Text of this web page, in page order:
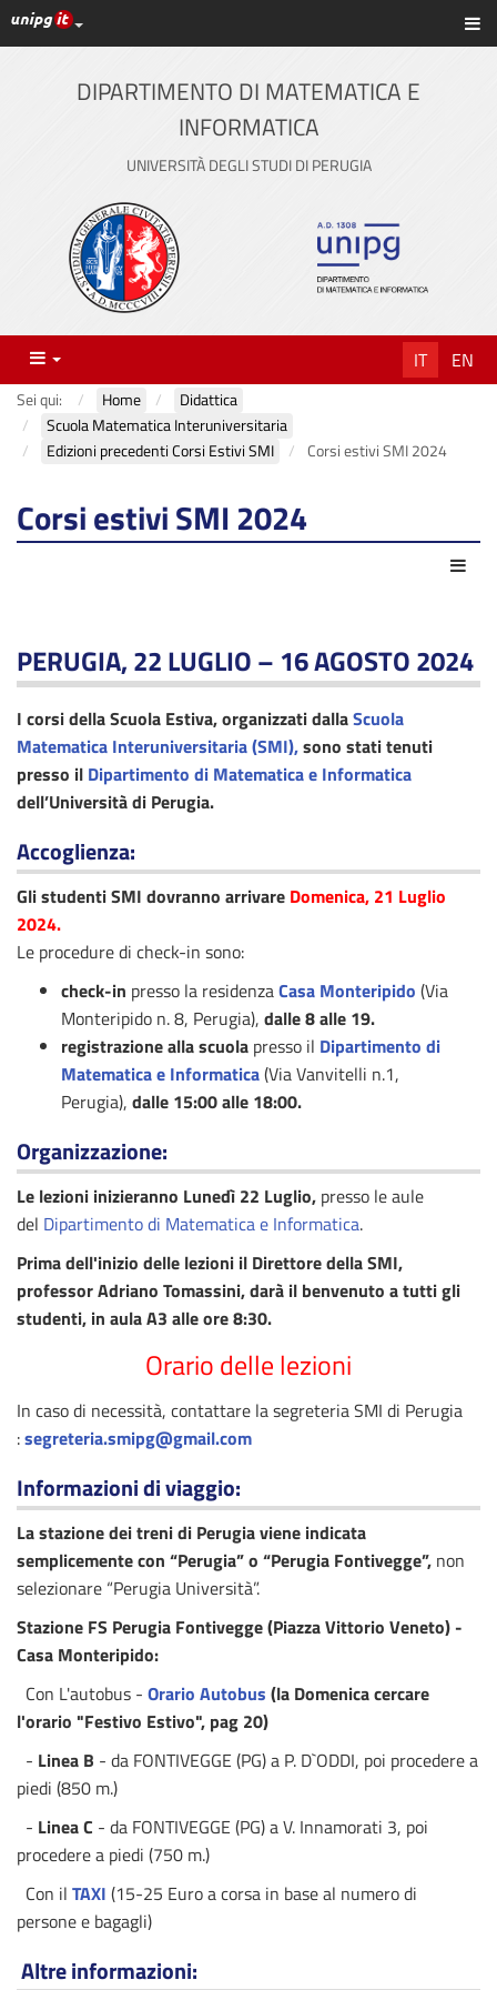
Vai
al
contenuto
principale
Link ai principali servizi web di Ateneo
DIPARTIMENTO DI MATEMATICA E
INFORMATICA
UNIVERSITÀ DEGLI STUDI DI PERUGIA
Menu IT EN
Sei qui: Home
Didattica
Scuola Matematica Interuniversitaria
Edizioni precedenti Corsi Estivi SMI
Corsi estivi SMI 2024
Corsi estivi SMI 2024
PERUGIA, 22 LUGLIO – 16 AGOSTO 2024
I corsi della Scuola Estiva, organizzati dallaScuola
Matematica Interuniversitaria (SMI),sono stati tenuti
presso il Dipartimento di Matematica e Informatica
dell’Università di Perugia.
Accoglienza:
Gli studenti SMI dovranno arrivare Domenica, 21 Luglio
2024.
Le procedure di check-in sono:
check-in presso la residenzaCasa Monteripido (Via
Monteripido n. 8, Perugia), dalle8 alle 19.
registrazione alla scuola presso il Dipartimento di
Matematica e Informatica(Via Vanvitelli n.1,
Perugia), dalle 15:00 alle 18:00.
Organizzazione:
Le lezioni inizieranno Lunedì 22 Luglio, presso le aule
del Dipartimento di Matematica e Informatica.
Prima dell'inizio delle lezioni il Direttore della SMI,
professor Adriano Tomassini, darà il benvenuto a tutti gli
studenti, in aula A3 alle ore 8:30.
Orario delle lezioni
In caso di necessità, contattare la segreteria SMI di Perugia
:segreteria.smipg@gmail.com
Informazioni di viaggio:
La stazione dei treni di Perugia viene indicata
semplicemente con “Perugia” o “Perugia Fontivegge”, non
selezionare “Perugia Università”.
Stazione FS Perugia Fontivegge (Piazza Vittorio Veneto) -
Casa Monteripido:
Con L'autobus - Orario Autobus (la Domenicacercare
l'orario "Festivo Estivo", pag 20)
- Linea B - da FONTIVEGGE (PG) a P. D`ODDI, poi procedere a
piedi (850 m.)
- Linea C - da FONTIVEGGE (PG) a V. Innamorati 3, poi
procedere a piedi (750 m.)
Con il TAXI (15-25 Euro a corsa in base al numero di
persone e bagagli)
Altre informazioni: